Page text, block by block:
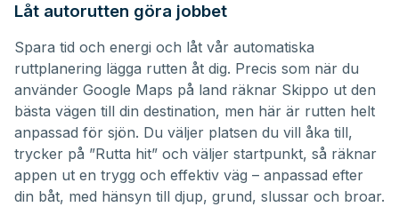
Låt autorutten göra jobbet
Spara tid och energi och låt vår automatiska
ruttplanering lägga rutten åt dig. Precis som när du
använder Google Maps på land räknar Skippo ut den
bästa vägen till din destination, men här är rutten helt
anpassad för sjön. Du väljer platsen du vill åka till,
trycker på ”Rutta hit” och väljer startpunkt, så räknar
appen ut en trygg och effektiv väg – anpassad efter
din båt, med hänsyn till djup, grund, slussar och broar.